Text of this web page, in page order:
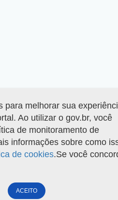
para melhorar sua
Ao utilizar o gov.br, você
de monitoramento de
informações sobre como
de cookies.Se você
ACEITO